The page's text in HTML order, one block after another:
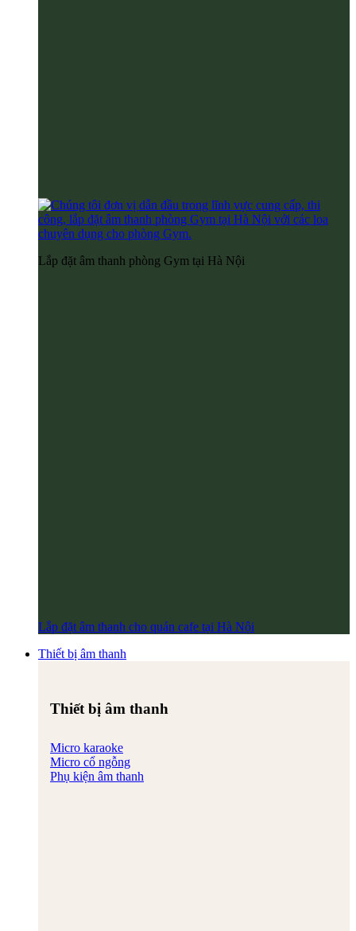
Lắp đặt âm thanh phòng Gym tại Hà Nội
Lắp đặt âm thanh cho quán cafe tại Hà Nội
Thiết bị âm thanh
Thiết bị âm thanh
Micro karaoke
Micro cổ ngỗng
Phụ kiện âm thanh